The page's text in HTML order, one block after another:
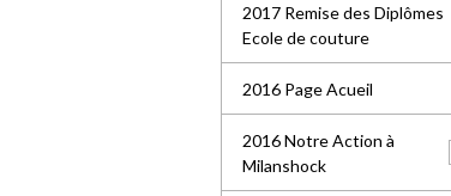
2017 Remise des Diplômes
Ecole de couture
2016 Page Acueil
2016 Notre Action à
Milanshock